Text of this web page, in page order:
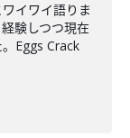
イワイ語りま
験しつつ現在
Eggs Crack